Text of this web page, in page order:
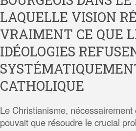
LAQUELLE VISION
VRAIMENT CE QUE
IDÉOLOGIES
CATHOLIQUE
Le Christianisme,
pouvait que résoudre le crucial